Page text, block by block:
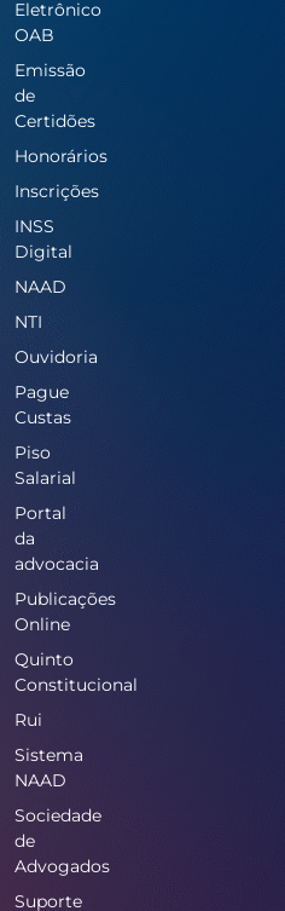
Eletrônico
OAB
Emissão
de
Certidões
Honorários
Inscrições
INSS
Digital
NAAD
NTI
Ouvidoria
Pague
Custas
Piso
Salarial
Portal
da
advocacia
Publicações
Online
Quinto
Constitucional
Rui
Sistema
NAAD
Sociedade
de
Advogados
Suporte